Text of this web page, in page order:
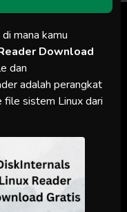
di mana kamu
Download
dan
adalah perangkat
file sistem Linux dari